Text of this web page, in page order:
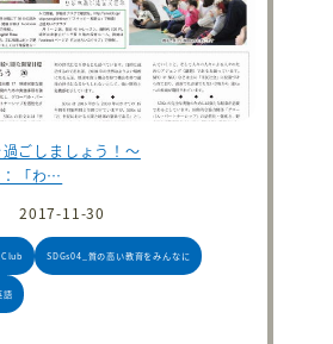
ごしましょう！～
「わ…
2017-11-30
SDGs04_質の高い教育をみんなに
語